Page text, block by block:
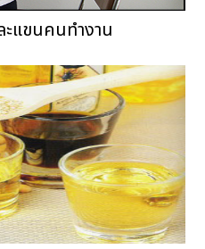
ะแขนคนทำงาน